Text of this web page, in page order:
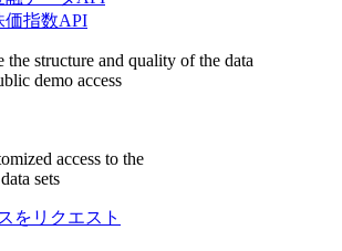
価指数API
the structure and quality of the data
demo access
access to the
sets
をリクエスト